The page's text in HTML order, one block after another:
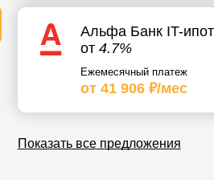
Альфа Банк IT-
от 4.7%
Ежемесячный платеж
от 41 906 ₽/мес
Показать все предложения